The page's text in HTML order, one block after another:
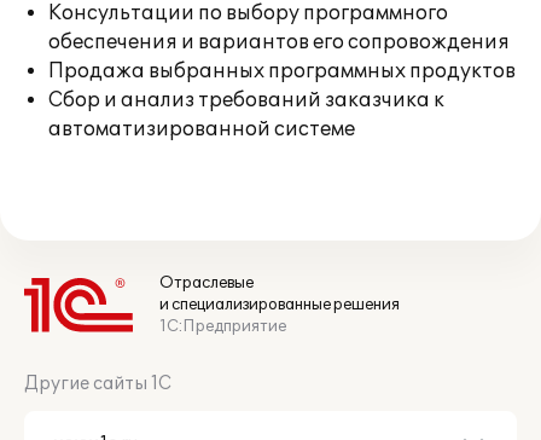
Консультации по выбору программного
обеспечения и вариантов его сопровождения
Продажа выбранных программных продуктов
Сбор и анализ требований заказчика к
автоматизированной системе
Отраслевые
и специализированные решения
1С:Предприятие
Другие сайты 1С